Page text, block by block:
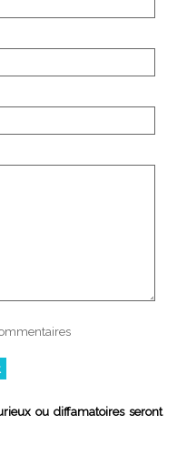
ou diffamatoires seront